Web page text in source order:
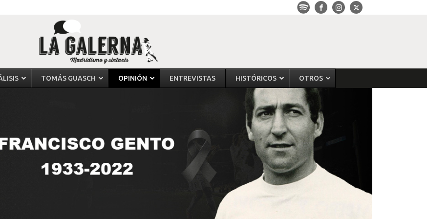
TOMÁS GUASCH OPINIÓN ENTREVISTAS HISTÓRICOS OTROS